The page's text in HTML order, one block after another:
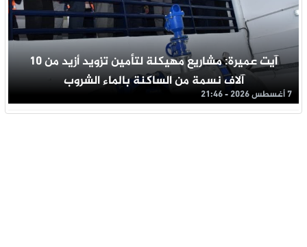
آيت عميرة: مشاريع مهيكلة لتأمين تزويد أزيد من 10
آلاف نسمة من الساكنة بالماء الشروب
7 أغسطس 2026 - 21:46